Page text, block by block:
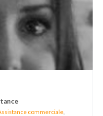
commerciale